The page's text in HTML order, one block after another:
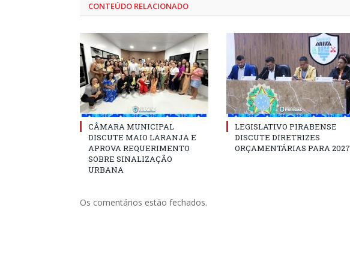
CONTEÚDO RELACIONADO
CÂMARA MUNICIPAL
DISCUTE MAIO LARANJA E
APROVA REQUERIMENTO
SOBRE SINALIZAÇÃO
URBANA
LEGISLATIVO PIRABENSE
DISCUTE DIRETRIZES
ORÇAMENTÁRIAS PARA 2027
Os comentários estão fechados.